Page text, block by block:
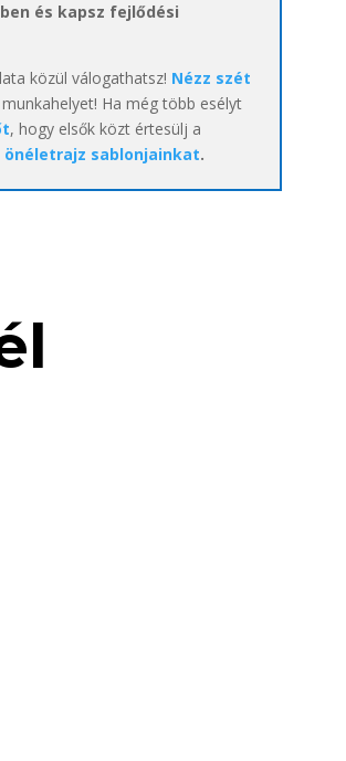
és kapsz fejlődési
közül válogathatsz! Nézz szét
Ha még több esélyt
, hogy elsők közt értesülj a
önéletrajz sablonjainkat.